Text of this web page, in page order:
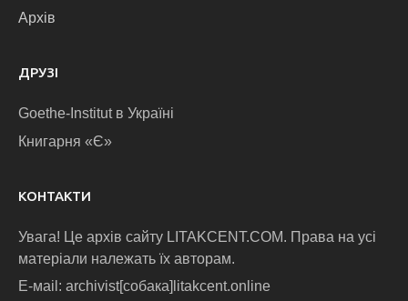
Архів
ДРУЗІ
Goethe-Institut в Україні
Книгарня «Є»
КОНТАКТИ
Увага! Це архів сайту LITAKCENT.COM. Права на усі
матеріали належать їх авторам.
E-маіl: archivist[собака]litakcent.online